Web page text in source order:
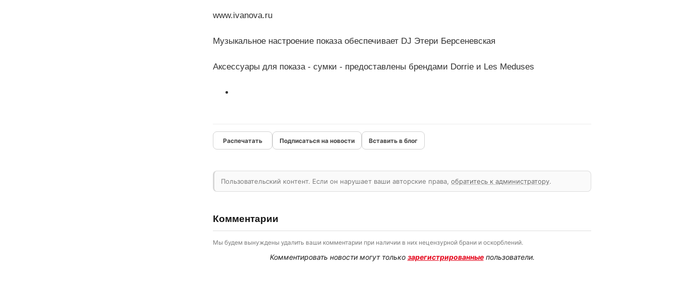
www.ivanova.ru
Музыкальное настроение показа обеспечивает DJ Этери Берсеневская
Аксессуары для показа - сумки - предоставлены брендами Dorrie и Les Meduses
Подписаться на новости Вставить в блог
Пользовательский контент. Если он нарушает ваши авторские права, обратитесь к администратору.
Комментарии
Мы будем вынуждены удалить ваши комментарии при наличии в них нецензурной брани и оскорблений.
Комментировать новости могут только зарегистрированныепользователи.